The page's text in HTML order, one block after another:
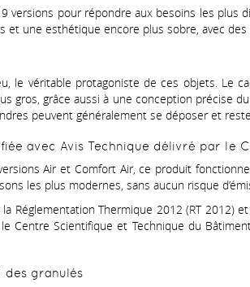
versions pour répondre aux besoins les plus
et une esthétique encore plus sobre, avec
le véritable protagoniste de ces objets. Le
gros, grâce aussi à une conception précise
peuvent généralement se déposer et
avec Avis Technique délivré par le
Air et Comfort Air, ce produit fonctionne
les plus modernes, sans aucun risque
Thermique 2012 (RT 2012)
Centre Scientifique et Technique du
des granulés